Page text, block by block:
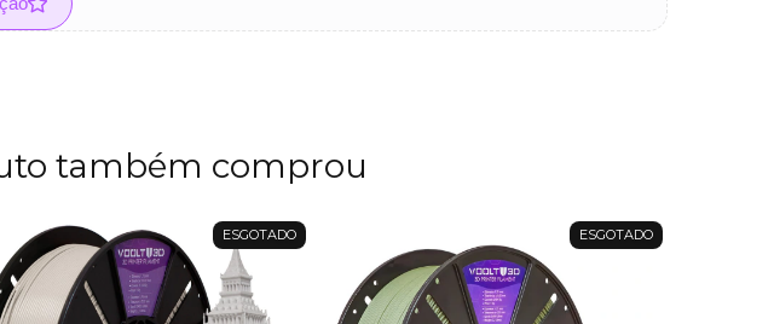
também comprou
ESGOTADO ESGOTADO